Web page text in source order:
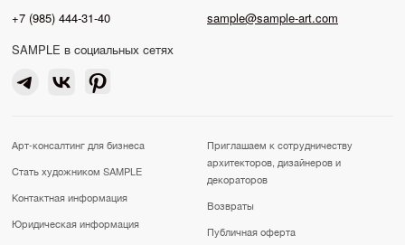
+7 (985) 444-31-40
sample@sample-art.com
SAMPLE в социальных сетях
Арт-консалтинг для бизнеса
Стать художником SAMPLE
Контактная информация
Юридическая информация
Приглашаем к сотрудничеству
архитекторов, дизайнеров и
декораторов
Возвраты
Публичная оферта